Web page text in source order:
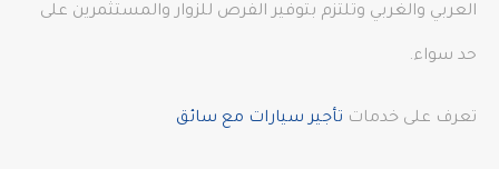
العربي والغربي وتلتزم بتوفير الفرص للزوار والمستثمرين على
حد سواء.
تعرف على خدمات تأجير سيارات مع سائق